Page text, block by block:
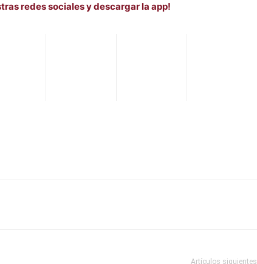
redes sociales y descargar la app!
Artículos siguientes